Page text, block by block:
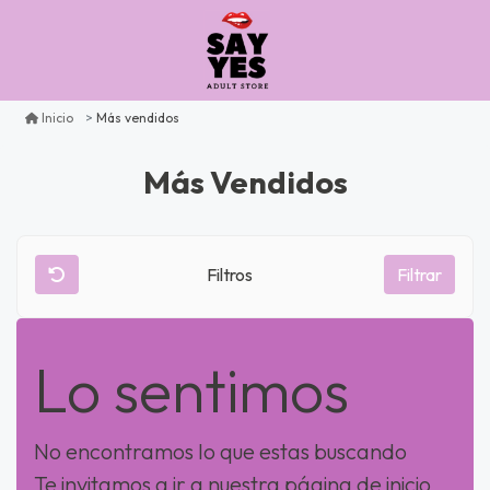
Inicio Más vendidos
Más Vendidos
Filtros Filtrar
Lo sentimos
No encontramos lo que estas buscando
Te invitamos a ir a nuestra página de inicio